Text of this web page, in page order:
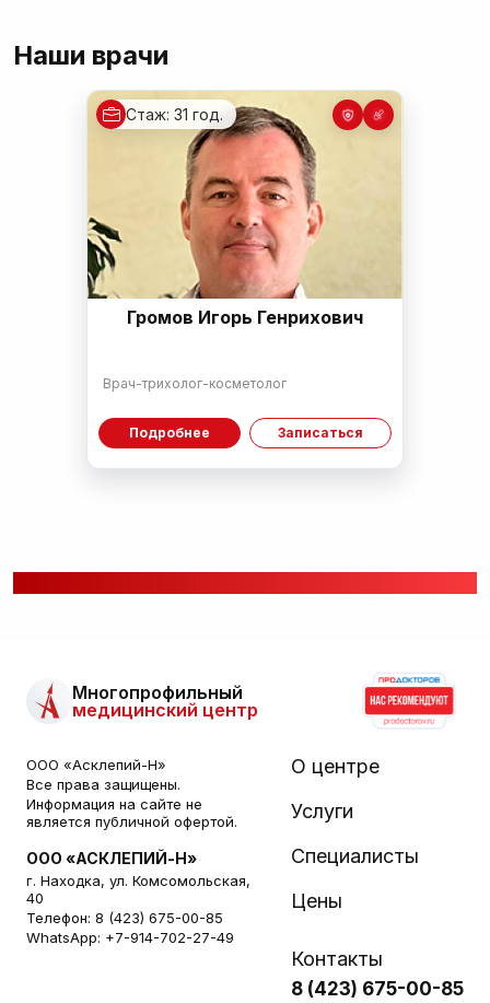
Наши врачи
Cтаж: 31 год.
Громов Игорь Генрихович
Врач-трихолог-косметолог
Подробнее Записаться
Многопрофильный
медицинский центр
ООО «Асклепий-Н»
Все права защищены.
Информация на сайте не
является публичной офертой.
ООО «АСКЛЕПИЙ-Н»
г. Находка, ул. Комсомольская,
40
Телефон: 8 (423) 675-00-85
WhatsApp: +7-914-702-27-49
О центре
Услуги
Специалисты
Цены
Контакты
8 (423) 675-00-85